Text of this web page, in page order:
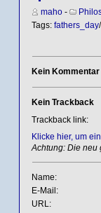
maho-
Tags: fathers_day/
Kein Kommentar
Kein Trackback
Trackback link:
Klicke hier, um
Achtung: Die neu
Name:
E-Mail:
URL: